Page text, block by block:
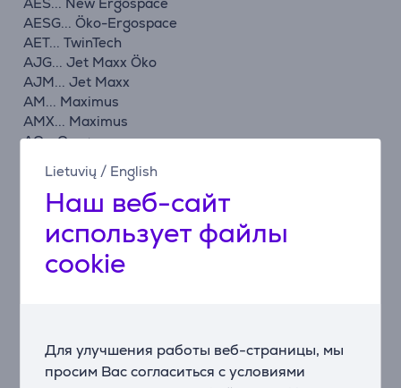
Lietuvių / English
Наш веб-сайт
использует файлы
cookie
Для улучшения работы веб-страницы, мы
просим Вас согласиться с условиями
AESG... Öko-Ergospace
AET... TwinTech
AJG... Jet Maxx Öko
AJM... Jet Maxx
AM... Maximus
AMX... Maximus
AO... Oxygen+
AOS... Oxy System
AP... Ergo Classic
APO... AeroPerformer
AUSÖ... Ultra S. Öko
AVC... Viva Control
AVQ... QS Elegance
US... Ultra Silencer